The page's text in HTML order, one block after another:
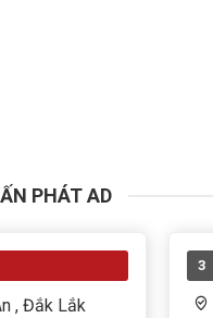
PHÁT AD
, Đắk Lắk
3